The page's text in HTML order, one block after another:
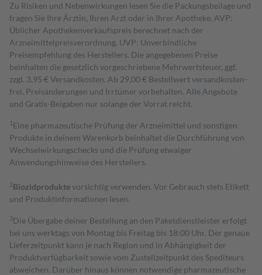
Zu Risiken und Nebenwirkungen lesen Sie die Packungsbeilage und
fragen Sie Ihre Ärztin, Ihren Arzt oder in Ihrer Apotheke. AVP:
Üblicher Apothekenverkaufspreis berechnet nach der
Arzneimittelpreisverordnung. UVP: Unverbindliche
Preisempfehlung des Herstellers. Die angegebenen Preise
beinhalten die gesetzlich vorgeschriebene Mehrwertsteuer, ggf.
zzgl. 3,95 € Versandkosten. Ab 29,00 € Bestell­wert versand­kosten­
frei. Preisänderungen und Irrtümer vorbehalten. Alle Angebote
und Gratis-Beigaben nur solange der Vorrat reicht.
1 Eine pharmazeutische Prüfung der Arzneimittel und sonstigen
Produkte in deinem Warenkorb beinhaltet die Durchführung von
Wechselwirkungschecks und die Prüfung etwaiger
Anwendungshinweise des Herstellers.
2Biozidproduktevorsichtig verwenden. Vor Gebrauch stets Etikett
und Produktinformationen lesen.
3Die Übergabe deiner Bestellung an den Paketdienstleister erfolgt
bei uns werktags von Montag bis Freitag bis 18:00 Uhr. Der genaue
Lieferzeitpunkt kann je nach Region und in Abhängigkeit der
Produktverfügbarkeit sowie vom Zustellzeitpunkt des Spediteurs
abweichen. Darüber hinaus können notwendige pharmazeutische